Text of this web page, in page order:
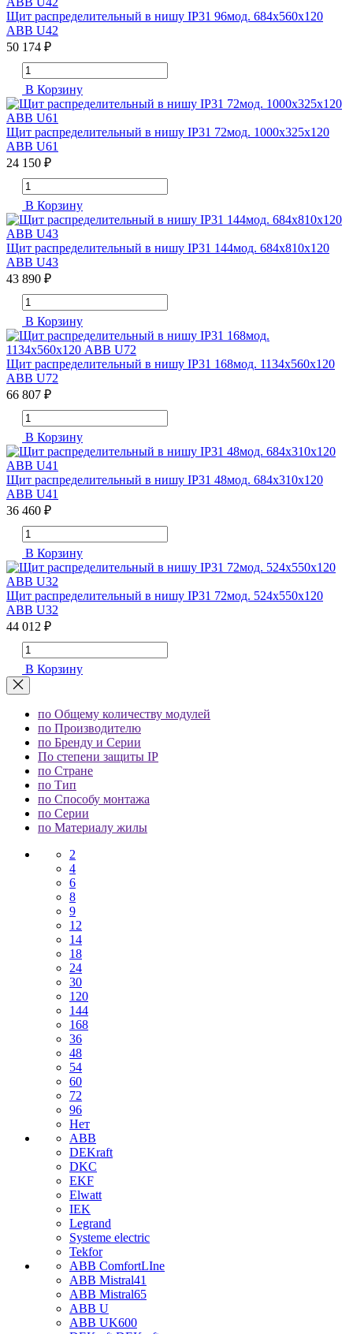
Щит распределительный в нишу IP31 96мод. 684х560х120
ABB U42
50 174 ₽
В Корзину
Щит распределительный в нишу IP31 72мод. 1000х325х120
ABB U61
24 150 ₽
В Корзину
Щит распределительный в нишу IP31 144мод. 684х810х120
ABB U43
43 890 ₽
В Корзину
Щит распределительный в нишу IP31 168мод. 1134х560х120
ABB U72
66 807 ₽
В Корзину
Щит распределительный в нишу IP31 48мод. 684х310х120
ABB U41
36 460 ₽
В Корзину
Щит распределительный в нишу IP31 72мод. 524х550х120
ABB U32
44 012 ₽
В Корзину
по Общему количеству модулей
по Производителю
по Бренду и Серии
По степени защиты IP
по Стране
по Тип
по Способу монтажа
по Серии
по Материалу жилы
2
4
6
8
9
12
14
18
24
30
120
144
168
36
48
54
60
72
96
Нет
ABB
DEKraft
DKC
EKF
Elwatt
IEK
Legrand
Systeme electric
Tekfor
ABB ComfortLIne
ABB Mistral41
ABB Mistral65
ABB U
ABB UK600